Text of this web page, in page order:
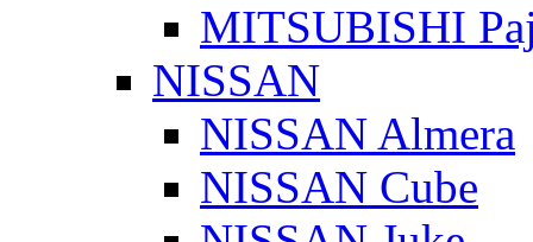
MITSUBISHI
NISSAN
NISSAN Almera
NISSAN Cube